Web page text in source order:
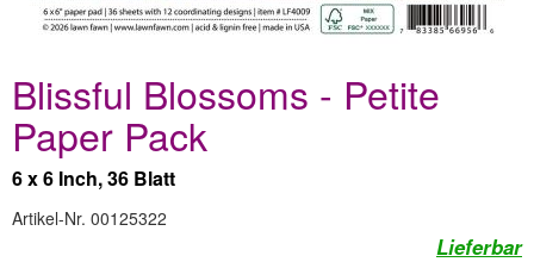
Blissful Blossoms - Petite
Paper Pack
6 x 6 Inch, 36 Blatt
Artikel-Nr. 00125322
Lieferbar